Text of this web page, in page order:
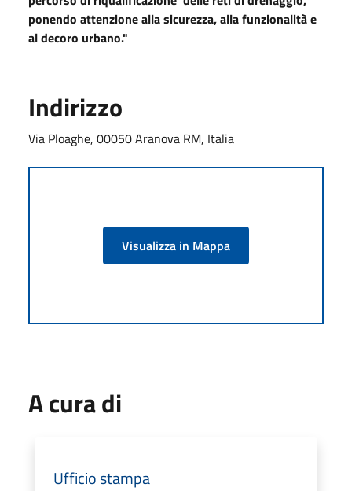
ponendo attenzione alla sicurezza, alla funzionalità e
al decoro urbano."
Indirizzo
Via Ploaghe, 00050 Aranova RM, Italia
Visualizza in Mappa
A cura di
Ufficio stampa